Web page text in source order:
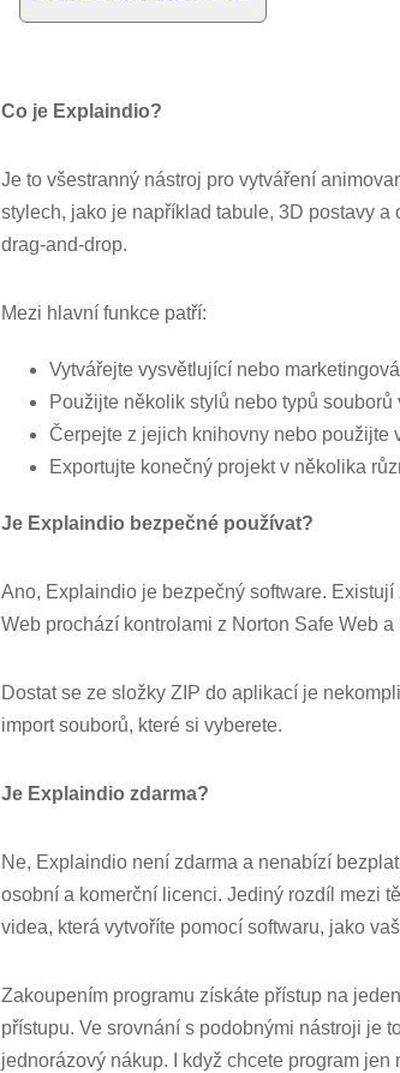
Co je Explaindio?
Je to všestranný nástroj pro vytváření
stylech, jako je například tabule, 3D postavy
drag-and-drop.
Mezi hlavní funkce patří:
Vytvářejte vysvětlující nebo
Použijte několik stylů nebo typů souborů
Čerpejte z jejich knihovny nebo použijte
Exportujte konečný projekt v několika
Je Explaindio bezpečné používat?
Ano, Explaindio je bezpečný software.
Web prochází kontrolami z Norton Safe Web
Dostat se ze složky ZIP do aplikací je
import souborů, které si vyberete.
Je Explaindio zdarma?
Ne, Explaindio není zdarma a nenabízí
osobní a komerční licenci. Jediný rozdíl mezi
videa, která vytvoříte pomocí softwaru, jako
Zakoupením programu získáte přístup na
přístupu. Ve srovnání s podobnými nástroji je
jednorázový nákup. I když chcete program